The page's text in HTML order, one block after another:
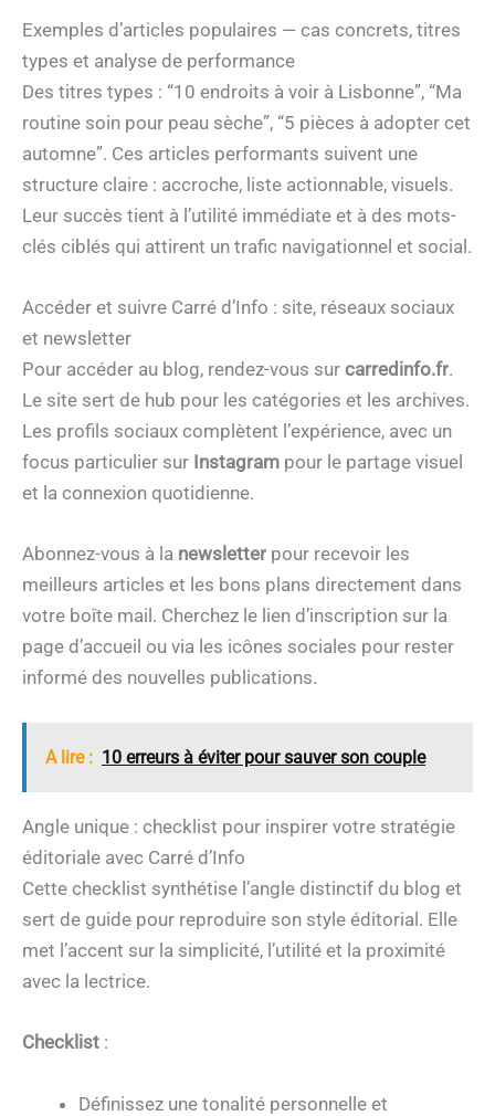
Exemples d’articles populaires — cas concrets, titres
types et analyse de performance
Des titres types : “10 endroits à voir à Lisbonne”, “Ma
routine soin pour peau sèche”, “5 pièces à adopter cet
automne”. Ces articles performants suivent une
structure claire : accroche, liste actionnable, visuels.
Leur succès tient à l’utilité immédiate et à des mots-
clés ciblés qui attirent un trafic navigationnel et social.
Accéder et suivre Carré d’Info : site, réseaux sociaux
et newsletter
Pour accéder au blog, rendez-vous sur carredinfo.fr.
Le site sert de hub pour les catégories et les archives.
Les profils sociaux complètent l’expérience, avec un
focus particulier sur Instagram pour le partage visuel
et la connexion quotidienne.
Abonnez-vous à la newsletterpour recevoir les
meilleurs articles et les bons plans directement dans
votre boîte mail. Cherchez le lien d’inscription sur la
page d’accueil ou via les icônes sociales pour rester
informé des nouvelles publications.
A lire : 10 erreurs à éviter pour sauver son couple
Angle unique : checklist pour inspirer votre stratégie
éditoriale avec Carré d’Info
Cette checklist synthétise l’angle distinctif du blog et
sert de guide pour reproduire son style éditorial. Elle
met l’accent sur la simplicité, l’utilité et la proximité
avec la lectrice.
Checklist :
Définissez une tonalité personnelle et